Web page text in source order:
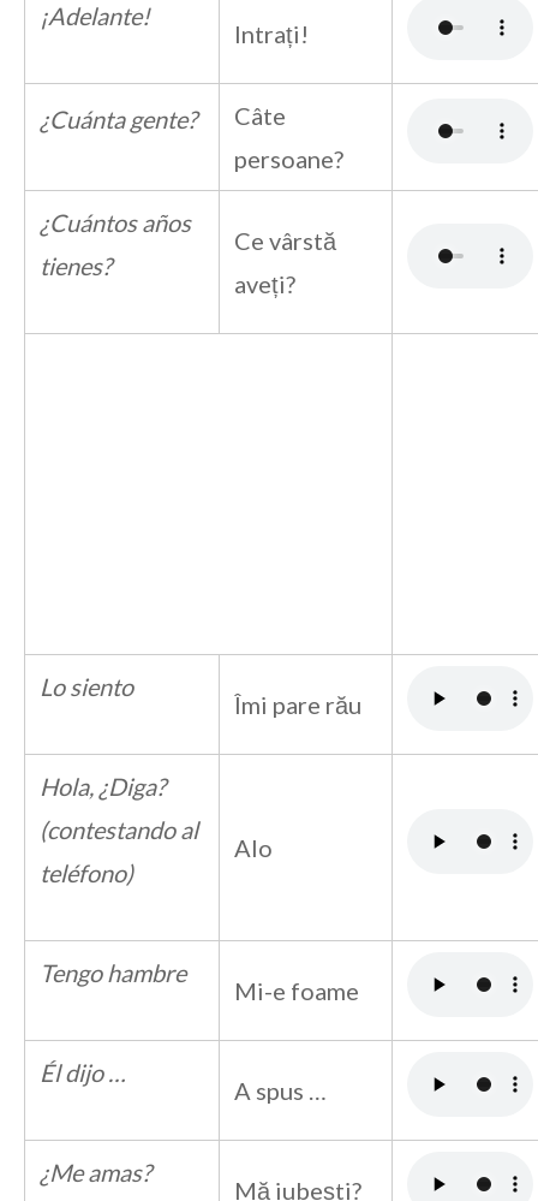
¡Adelante!
Intrați!
¿Cuánta gente?
Câte
persoane?
¿Cuántos años
tienes?
Ce vârstă
aveți?
Lo siento
Îmi pare rău
Hola, ¿Diga?
(contestando al
teléfono)
Alo
Tengo hambre
Mi-e foame
Él dijo …
A spus …
¿Me amas?
Mă iubești?